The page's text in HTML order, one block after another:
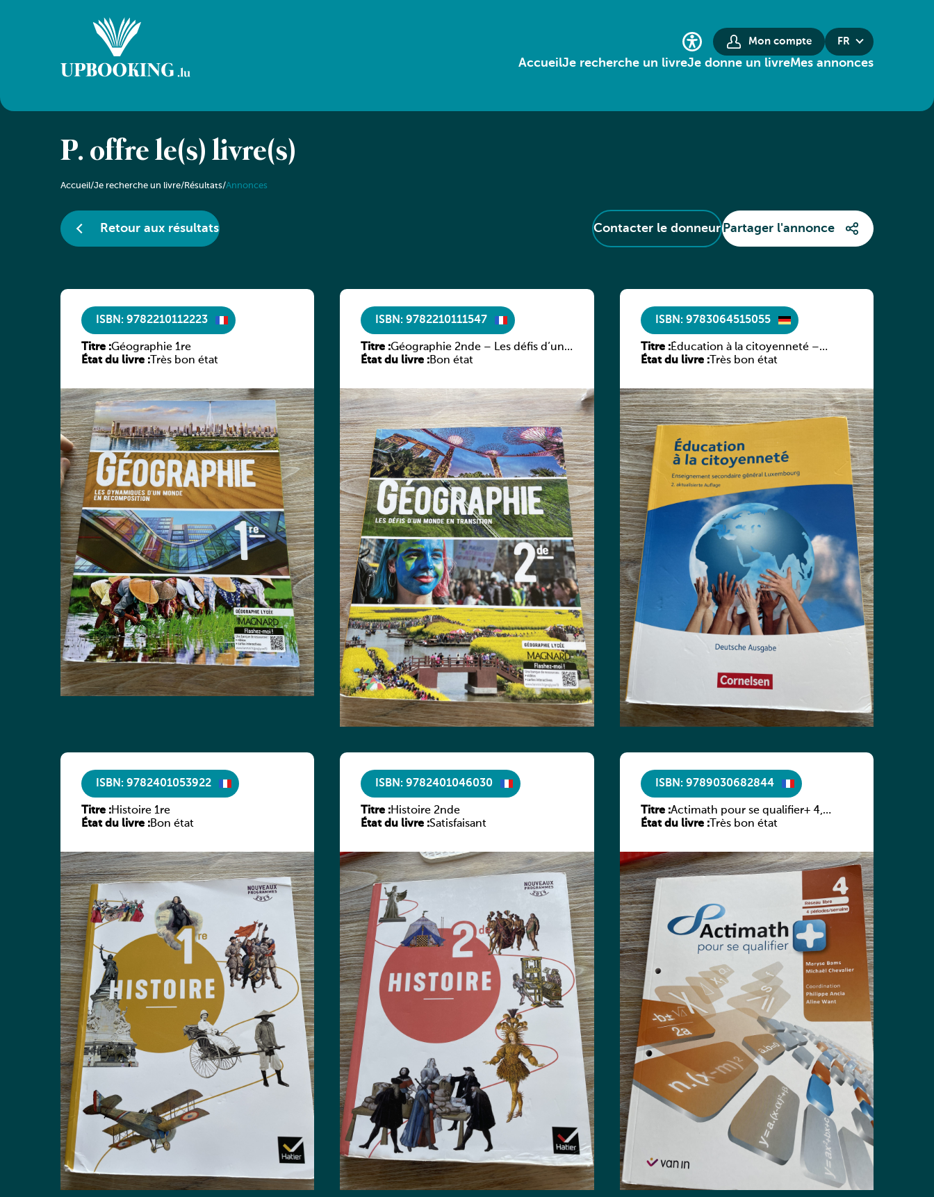
Mon compte FR
AccueilJe recherche un livreJe donne un livreMes annonces
P. offre le(s) livre(s)
Accueil/Je recherche un livre/Résultats/Annonces
Retour aux résultats Contacter le donneur Partager l'annonce
ISBN: 9782210112223
Titre :Géographie 1re
État du livre : Très bon état
ISBN: 9782210111547
Titre :Géographie 2nde – Les défis d’un
monde en transition
État du livre :Bon état
ISBN: 9783064515055
Titre :Éducation à la citoyenneté –
Schülerbuch – Neue deutsche
État du livre :Très bon état
ISBN: 9782401053922
Titre :Histoire 1re
État du livre :Bon état
ISBN: 9782401046030
Titre :Histoire 2nde
État du livre :Satisfaisant
ISBN: 9789030682844
Titre :Actimath pour se qualifier+ 4,
Livre-cahier
État du livre :Très bon état